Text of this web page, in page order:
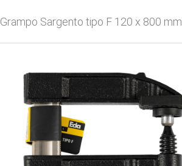
Grampo Sargento tipo F 120 x 800 mm